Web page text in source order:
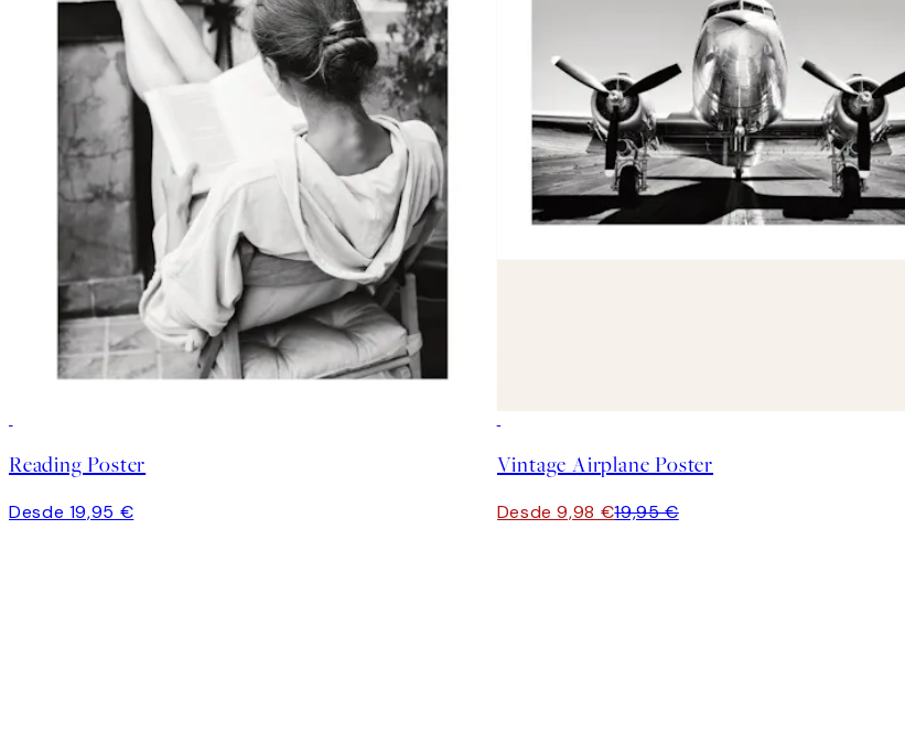
Reading Poster
Desde 19,95 €
Vintage Airplane Poster
Desde 9,98 €19,95 €